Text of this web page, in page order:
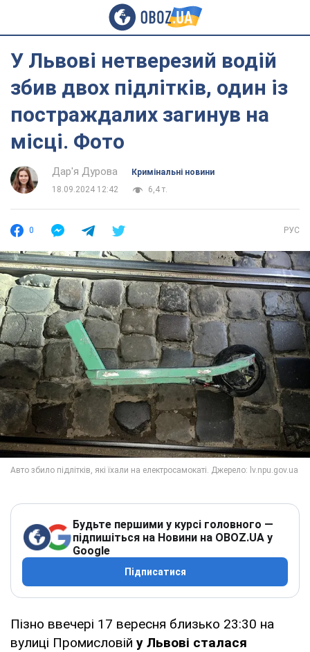
У Львові нетверезий водій
збив двох підлітків, один із
постраждалих загинув на
місці. Фото
Дар'я Дурова
Кримінальні новини
18.09.2024 12:42
6,4 т.
0 РУС
Будьте першими у курсі головного —
підпишіться на Новини на OBOZ.UA у
Google
Підписатися
Пізно ввечері 17 вересня близько 23:30 на
вулиці Промисловій у Львові сталася